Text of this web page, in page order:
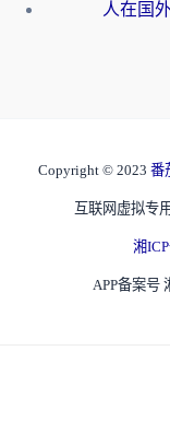
Copyright © 2023 番
互联网虚拟专
湘
APP备案号